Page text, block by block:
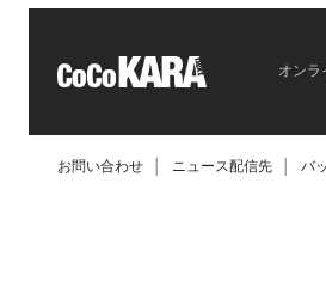
オンラ
お問い合わせ ニュース配信先 バ